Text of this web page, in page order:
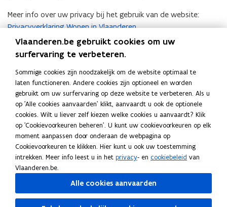
i
e
)
Meer info over uw privacy bij het gebruik van de website:
Privacyverklaring Wonen in Vlaanderen.
Meer info over cookies bij het gebruik van de website: Cookie
Policy.
Deze privacyverklaring is voor het laatst gewijzigd op 17
februari 2023.
Deel deze pagina
L
i
n
k
d
K
o
p
i
e
Volg Wonen in Vlaanderen op onze kanalen
opent in nieuw venster
Vlaanderen.be gebruikt cookies om uw
surfervaring te verbeteren.
Sommige cookies zijn noodzakelijk om de website optimaal te
laten functioneren. Andere cookies zijn optioneel en worden
gebruikt om uw surfervaring op deze website te verbeteren. Als u
op 'Alle cookies aanvaarden' klikt, aanvaardt u ook de optionele
cookies. Wilt u liever zelf kiezen welke cookies u aanvaardt? Klik
op 'Cookievoorkeuren beheren'. U kunt uw cookievoorkeuren op elk
moment aanpassen door onderaan de webpagina op
Cookievoorkeuren te klikken. Hier kunt u ook uw toestemming
intrekken. Meer info leest u in het privacy- en cookiebeleid van
Vlaanderen.be.
Alle cookies aanvaarden